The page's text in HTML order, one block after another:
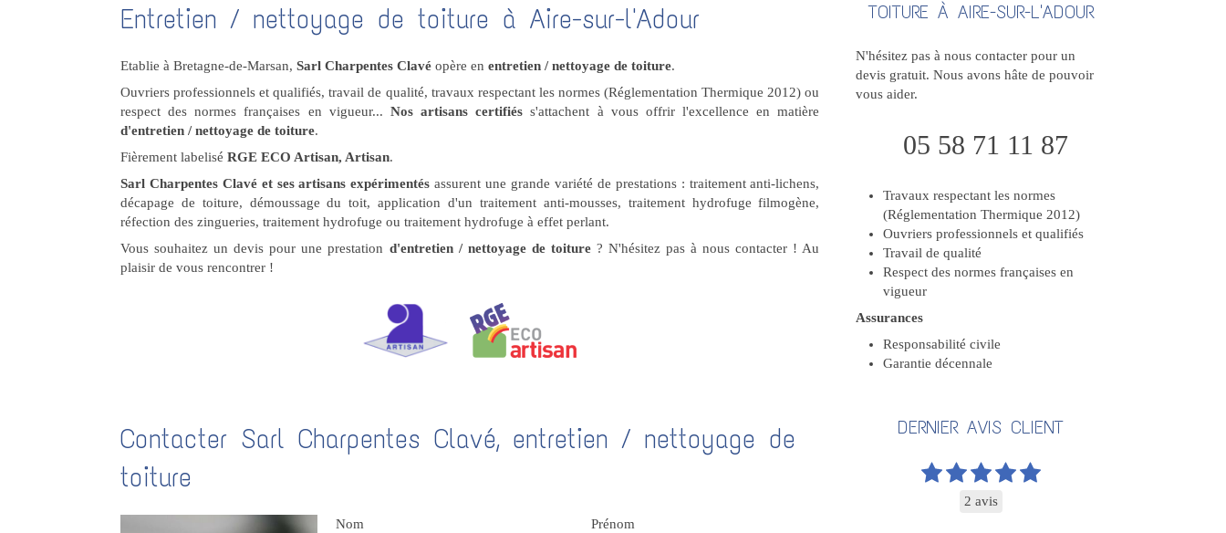
Entretien / nettoyage de toiture à Aire-sur-l'Adour
Etablie à Bretagne-de-Marsan, Sarl Charpentes Clavé opère en entretien / nettoyage de toiture.
Ouvriers professionnels et qualifiés, travail de qualité, travaux respectant les normes (Réglementation Thermique 2012) ou
respect des normes françaises en vigueur... Nos artisans certifiés s'attachent à vous offrir l'excellence en matière
d'entretien / nettoyage de toiture.
Fièrement labelisé RGE ECO Artisan, Artisan.
Sarl Charpentes Clavé et ses artisans expérimentés assurent une grande variété de prestations : traitement anti-lichens,
décapage de toiture, démoussage du toit, application d'un traitement anti-mousses, traitement hydrofuge filmogène,
réfection des zingueries, traitement hydrofuge ou traitement hydrofuge à effet perlant.
Vous souhaitez un devis pour une prestation d'entretien / nettoyage de toiture? N'hésitez pas à nous contacter ! Au
plaisir de vous rencontrer !
Contacter Sarl Charpentes Clavé, entretien / nettoyage de
toiture
Nom Prénom
TOITURE À AIRE-SUR-L'ADOUR
N'hésitez pas à nous contacter pour un
devis gratuit. Nous avons hâte de pouvoir
vous aider.
05 58 71 11 87
Travaux respectant les normes
(Réglementation Thermique 2012)
Ouvriers professionnels et qualifiés
Travail de qualité
Respect des normes françaises en
vigueur
Assurances
Responsabilité civile
Garantie décennale
DERNIER AVIS CLIENT
2 avis